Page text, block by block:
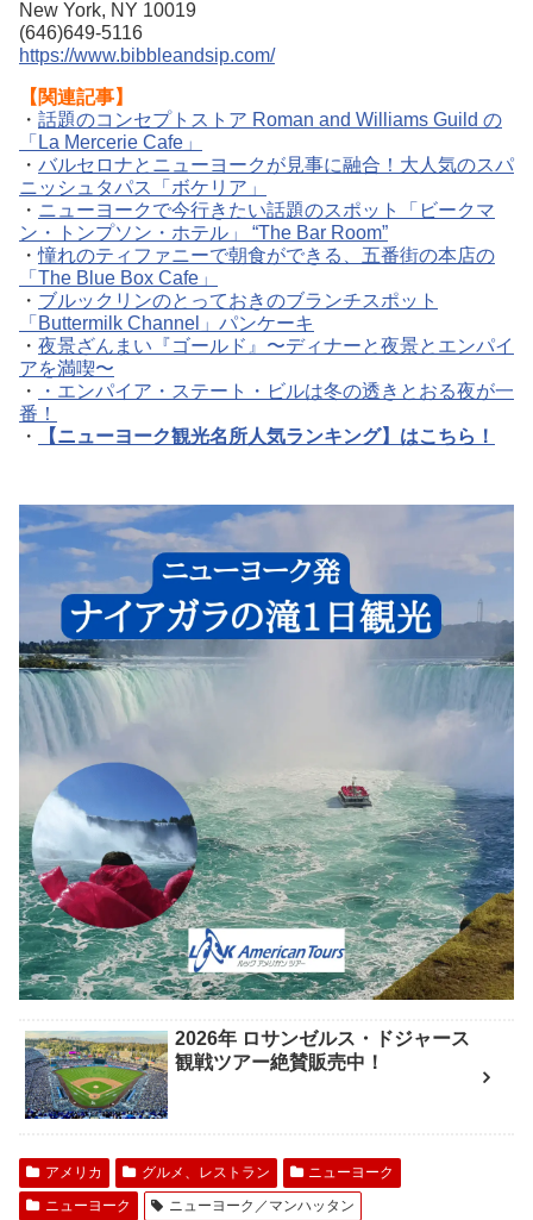
New York, NY 10019
(646)649-5116
https://www.bibbleandsip.com/
【関連記事】
・ 話題のコンセプトストア Roman and Williams Guild の
「La Mercerie Cafe」
・ バルセロナとニューヨークが見事に融合！大人気のスパ
ニッシュタパス「ボケリア」
・ ニューヨークで今行きたい話題のスポット「ビークマ
ン・トンプソン・ホテル」 “The Bar Room”
・憧れのティファニーで朝食ができる、五番街の本店の
「The Blue Box Cafe」
・ ブルックリンのとっておきのブランチスポット
「Buttermilk Channel」パンケーキ
・ 夜景ざんまい『ゴールド』〜ディナーと夜景とエンパイ
アを満喫〜
・
・エンパイア・ステート・ビルは冬の透きとおる夜が一
番！
・
【ニューヨーク観光名所人気ランキング】はこちら！
2026年 ロサンゼルス・ドジャース
観戦ツアー絶賛販売中！
アメリカ グルメ、レストラン
ニューヨーク
ニューヨーク
ニューヨーク／マンハッタン